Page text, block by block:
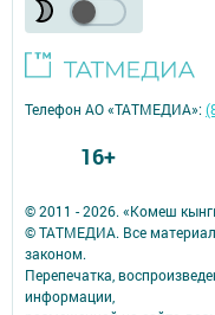
© 2011 - 2026. «Комеш
© ТАТМЕДИА. Все
законом.
Перепечатка,
информации,
Телефон АО «ТАТМЕДИА»:
16+